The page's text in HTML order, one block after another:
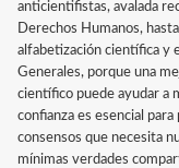
anticientifistas, avalada
Derechos Humanos,
alfabetización científica y
Generales, porque una
científico puede ayudar a
confianza es esencial
consensos que necesita
mínimas verdades